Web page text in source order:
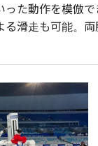
った動作を模倣で
る滑走も可能。両